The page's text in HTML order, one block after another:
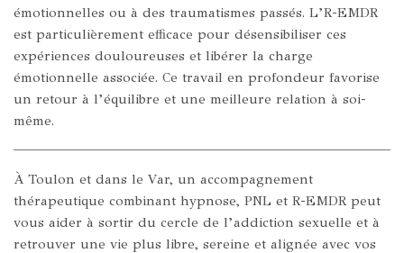
émotionnelles ou à des traumatismes passés. L’R-EMDR
est particulièrement efficace pour désensibiliser ces
expériences douloureuses et libérer la charge
émotionnelle associée. Ce travail en profondeur favorise
un retour à l’équilibre et une meilleure relation à soi-
même.
À Toulon et dans le Var, un accompagnement
thérapeutique combinant hypnose, PNL et R-EMDR peut
vous aider à sortir du cercle de l’addiction sexuelle et à
retrouver une vie plus libre, sereine et alignée avec vos